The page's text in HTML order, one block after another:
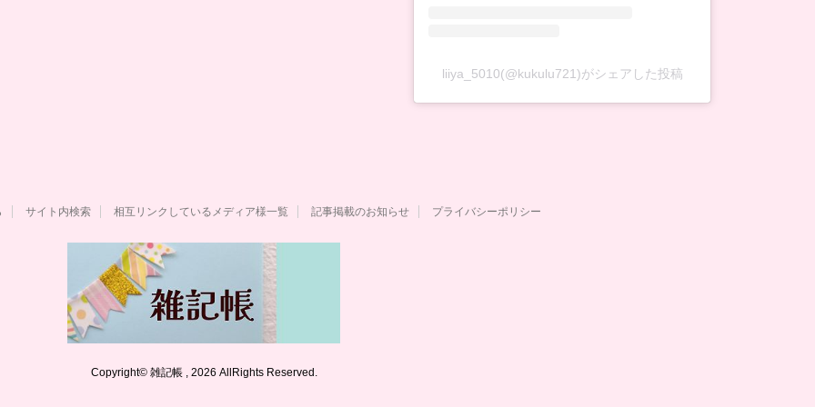
liiya_5010(@kukulu721)がシェアした投稿
サイト内検索 相互リンクしているメディア様一覧 記事掲載のお知らせ プライバシーポリシー
Copyright© 雑記帳 , 2026 AllRights Reserved.